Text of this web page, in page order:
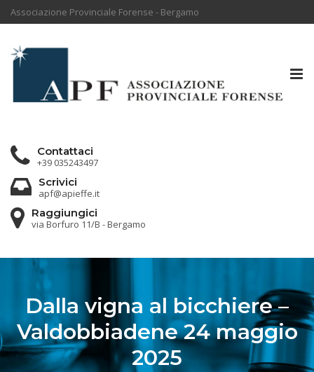
Associazione Provinciale Forense - Bergamo
Contattaci
+39 035243497
Scrivici
apf@apieffe.it
Raggiungici
via Borfuro 11/B - Bergamo
Dalla vigna al bicchiere –
Valdobbiadene 24 maggio
2025